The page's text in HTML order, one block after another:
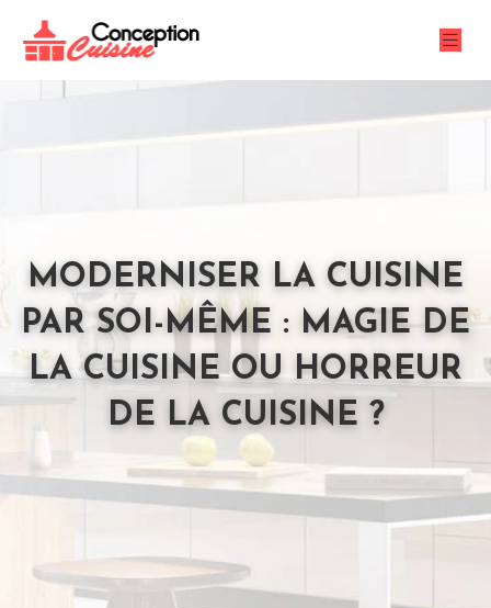
MODERNISER LA CUISINE
PAR SOI-MÊME : MAGIE DE
LA CUISINE OU HORREUR
DE LA CUISINE ?